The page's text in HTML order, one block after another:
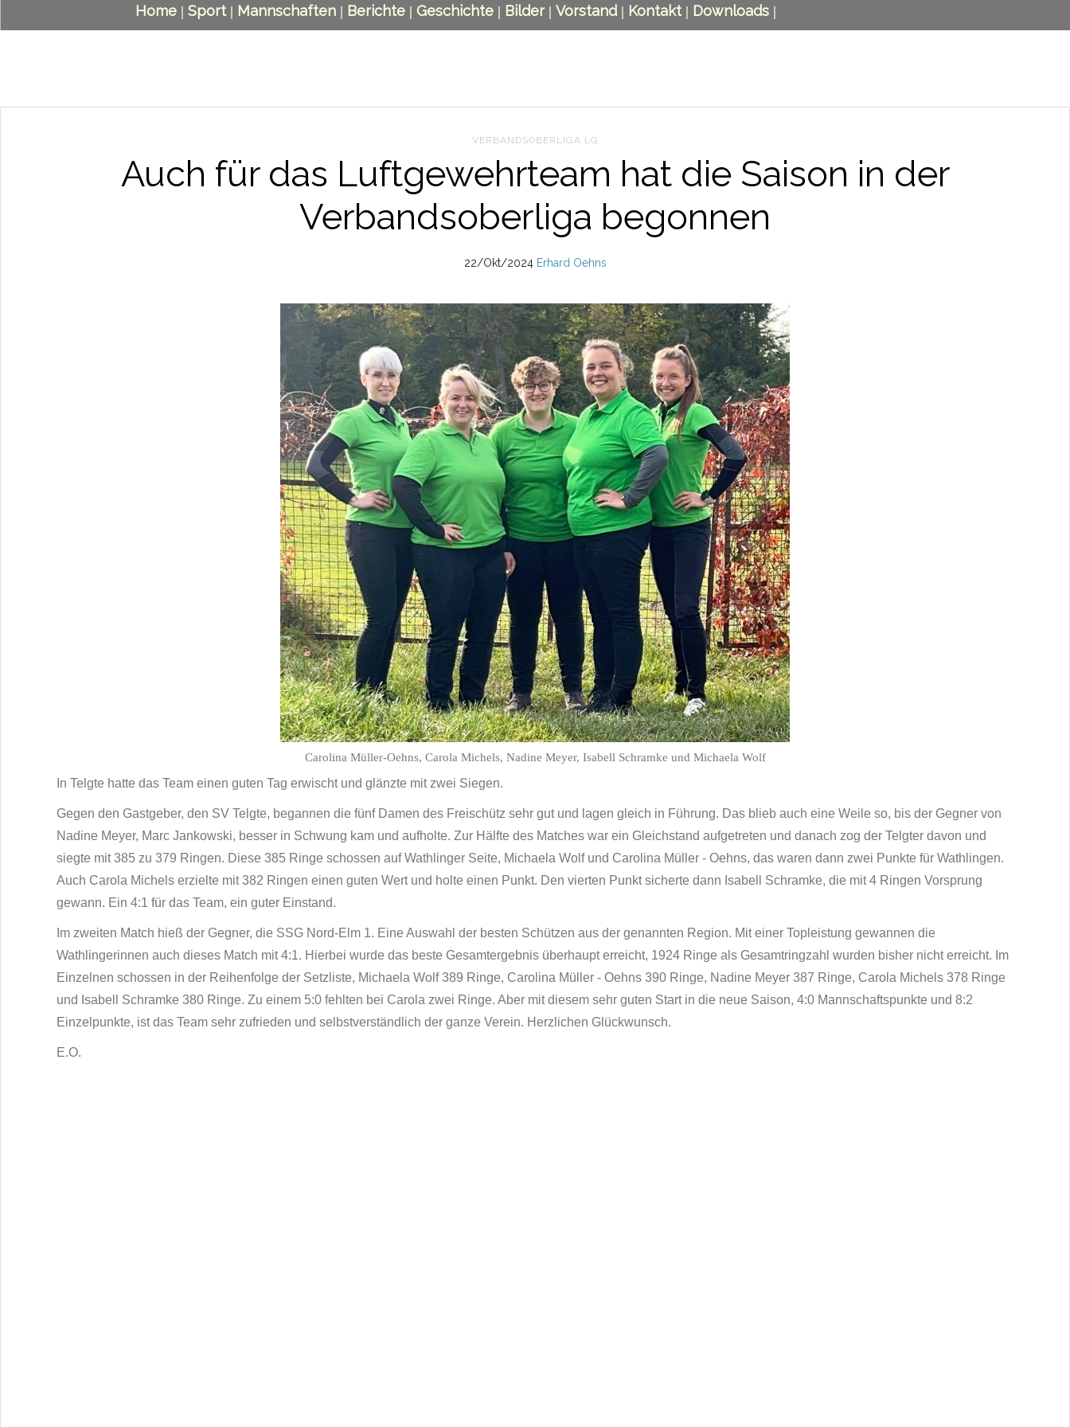
Home | Sport| Mannschaften| Berichte| Geschichte| Bilder| Vorstand| Kontakt| Downloads|
VERBANDSOBERLIGA LG
Auch für das Luftgewehrteam hat die Saison in der
Verbandsoberliga begonnen
22/Okt/2024 Erhard Oehns
Carolina Müller-Oehns, Carola Michels, Nadine Meyer, Isabell Schramke und Michaela Wolf
In Telgte hatte das Team einen guten Tag erwischt und glänzte mit zwei Siegen.
Gegen den Gastgeber, den SV Telgte, begannen die fünf Damen des Freischütz sehr gut und lagen gleich in Führung. Das blieb auch eine Weile so, bis der Gegner von
Nadine Meyer, Marc Jankowski, besser in Schwung kam und aufholte. Zur Hälfte des Matches war ein Gleichstand aufgetreten und danach zog der Telgter davon und
siegte mit 385 zu 379 Ringen. Diese 385 Ringe schossen auf Wathlinger Seite, Michaela Wolf und Carolina Müller - Oehns, das waren dann zwei Punkte für Wathlingen.
Auch Carola Michels erzielte mit 382 Ringen einen guten Wert und holte einen Punkt. Den vierten Punkt sicherte dann Isabell Schramke, die mit 4 Ringen Vorsprung
gewann. Ein 4:1 für das Team, ein guter Einstand.
Im zweiten Match hieß der Gegner, die SSG Nord-Elm 1. Eine Auswahl der besten Schützen aus der genannten Region. Mit einer Topleistung gewannen die
Wathlingerinnen auch dieses Match mit 4:1. Hierbei wurde das beste Gesamtergebnis überhaupt erreicht, 1924 Ringe als Gesamtringzahl wurden bisher nicht erreicht. Im
Einzelnen schossen in der Reihenfolge der Setzliste, Michaela Wolf 389 Ringe, Carolina Müller - Oehns 390 Ringe, Nadine Meyer 387 Ringe, Carola Michels 378 Ringe
und Isabell Schramke 380 Ringe. Zu einem 5:0 fehlten bei Carola zwei Ringe. Aber mit diesem sehr guten Start in die neue Saison, 4:0 Mannschaftspunkte und 8:2
Einzelpunkte, ist das Team sehr zufrieden und selbstverständlich der ganze Verein. Herzlichen Glückwunsch.
E.O.